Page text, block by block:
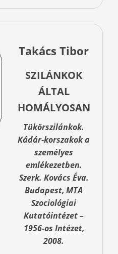
Takács Tibor
SZILÁNKOK
ÁLTAL
HOMÁLYOSAN
Tükörszilánkok.
Kádár-korszakok a
személyes
emlékezetben.
Szerk. Kovács Éva.
Budapest, MTA
Szociológiai
Kutatóintézet –
1956-os Intézet,
2008.